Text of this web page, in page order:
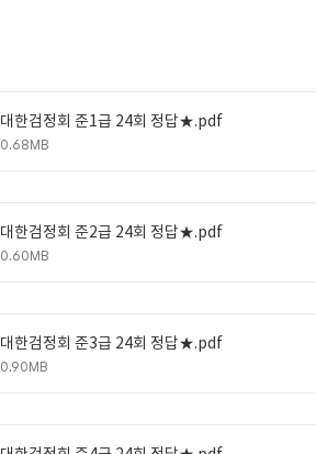
대한검정회 준1급 24회 정답★.pdf
0.68MB
대한검정회 준2급 24회 정답★.pdf
0.60MB
대한검정회 준3급 24회 정답★.pdf
0.90MB